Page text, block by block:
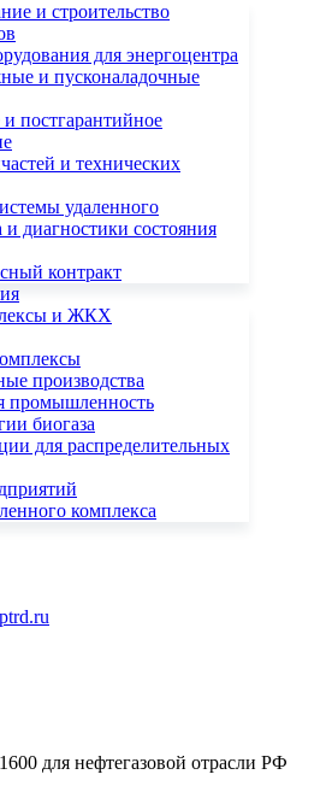
и строительство
для энергоцентра
и пусконаладочные
постгарантийное
и технических
удаленного
диагностики состояния
контракт
и ЖКХ
производства
промышленность
биогаза
для распределительных
комплекса
для нефтегазовой отрасли РФ